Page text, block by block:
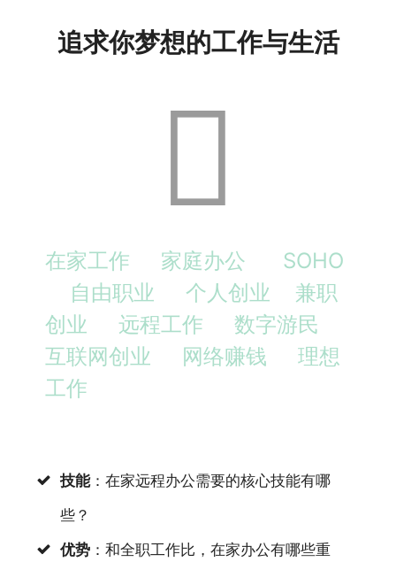
追求你梦想的工作与生活
在家工作 家庭办公 SOHO
自由职业 个人创业 兼职
创业 远程工作 数字游民
互联网创业 网络赚钱 理想
工作
技能：在家远程办公需要的核心技能有哪
些？
优势 ：和全职工作比，在家办公有哪些重